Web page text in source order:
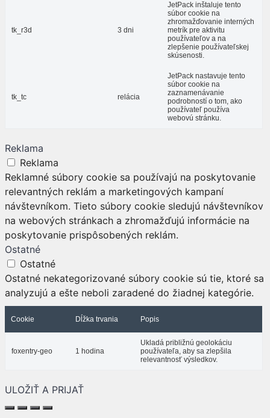
tk_r3d 3 dni
JetPack inštaluje tento
súbor cookie na
zhromažďovanie interných
metrík pre aktivitu
používateľov a na
zlepšenie používateľskej
skúsenosti.
tk_tc relácia
JetPack nastavuje tento
súbor cookie na
zaznamenávanie
podrobností o tom, ako
používateľ používa
webovú stránku.
Reklama
Reklama
Reklamné súbory cookie sa používajú na poskytovanie
relevantných reklám a marketingových kampaní
návštevníkom. Tieto súbory cookie sledujú návštevníkov
na webových stránkach a zhromažďujú informácie na
poskytovanie prispôsobených reklám.
Ostatné
Ostatné
Ostatné nekategorizované súbory cookie sú tie, ktoré sa
analyzujú a ešte neboli zaradené do žiadnej kategórie.
Cookie Dĺžka trvania Popis
foxentry-geo 1 hodina
Ukladá približnú geolokáciu
používateľa, aby sa zlepšila
relevantnosť výsledkov.
ULOŽIŤ A PRIJAŤ